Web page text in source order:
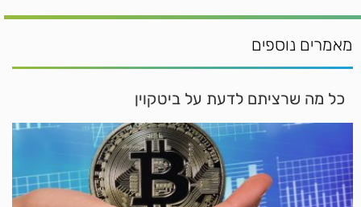
מאמרים נוספים
כל מה שרציתם לדעת על ביטקוין